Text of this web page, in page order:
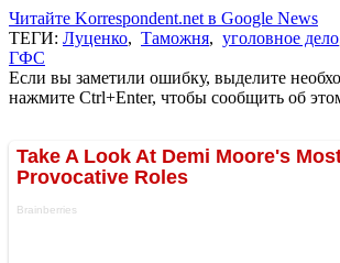
Читайте Korrespondent.net в Google News
ТЕГИ: Луценко, Таможня, уголовное дело
ГФС
Если вы заметили ошибку, выделите
нажмите Ctrl+Enter, чтобы сообщить об